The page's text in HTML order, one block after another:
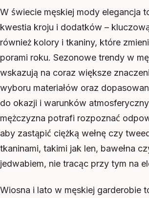
W świecie męskiej mody elegancja
kwestia kroju i dodatków –
również kolory i tkaniny, które
porami roku. Sezonowe trendy w
wskazują na coraz większe
wyboru materiałów oraz
do okazji i warunków
mężczyzna potrafi rozpoznać
aby zastąpić ciężką wełnę czy
tkaninami, takimi jak len, bawełna
jedwabiem, nie tracąc przy tym na
Wiosna i lato w męskiej garderobie